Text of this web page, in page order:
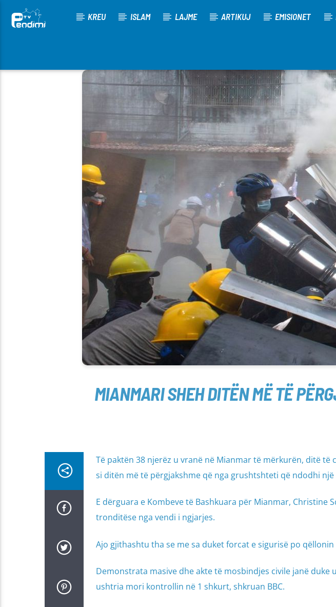
KREU ISLAM LAJME ARTIKUJ EMISIONET
[There are no radio stations in the database]
MIANMARI SHEH DITËN MË TË
Të paktën 38 njerëz u vranë në Mianmar të mërkurën, ditë të
si ditën më të përgjakshme që nga grushtshteti që ndodhi
E dërguara e Kombeve të Bashkuara për Mianmar, Christine
tronditëse nga vendi i ngjarjes.
Ajo gjithashtu tha se me sa duket forcat e sigurisë po
Demonstrata masive dhe akte të mosbindjes civile janë
ushtria mori kontrollin në 1 shkurt, shkruan BBC.